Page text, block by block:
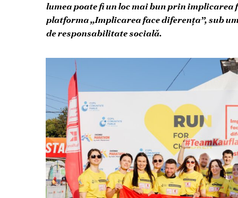
lumea poate fi un loc mai bun prin implicarea
platforma „Implicarea face diferența”, sub
de responsabilitate socială.